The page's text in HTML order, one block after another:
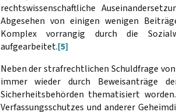
rechtswissenschaftliche
Abgesehen von einigen wenigen
Komplex vorrangig durch die
aufgearbeitet.[5]
Neben der strafrechtlichen Schuldfrage
immer wieder durch Beweisanträge
Sicherheitsbehörden thematisiert
Verfassungsschutzes und anderer